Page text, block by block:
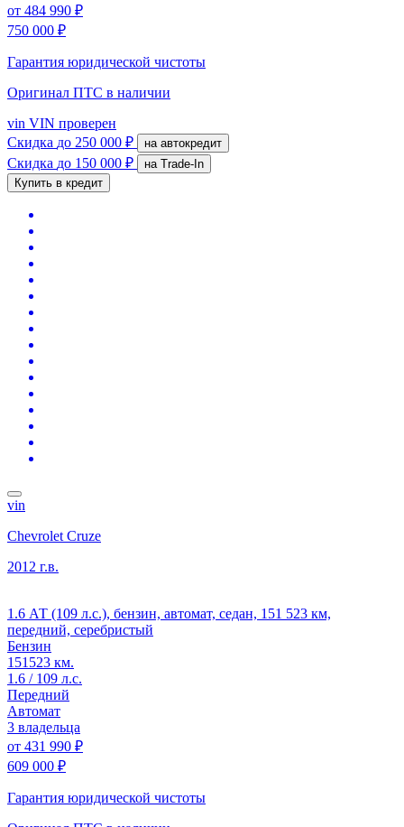
от 484 990 ₽
750 000 ₽
Гарантия юридической чистоты
Оригинал ПТС в наличии
vin VIN проверен
Скидка до 250 000 ₽ на автокредит
Скидка до 150 000 ₽
на Trade-In
Купить в кредит
vin
Chevrolet Cruze
2012 г.в.
1.6 АТ (109 л.с.), бензин, автомат, седан, 151 523 км,
передний, серебристый
Бензин
151523 км.
1.6 / 109 л.с.
Передний
Автомат
3 владельца
от 431 990 ₽
609 000 ₽
Гарантия юридической чистоты